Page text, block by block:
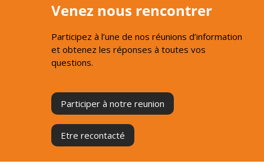
Venez nous rencontrer
Participez à l’une de nos réunions d’information
et obtenez les réponses à toutes vos
questions.
Participer à notre reunion
Etre recontacté